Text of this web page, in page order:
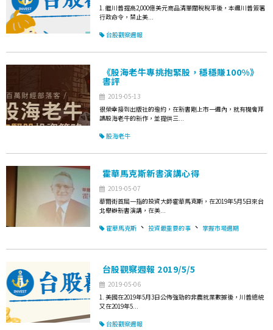
1. 繼川普提高2,000億美元商品清單關稅稅率後，本週川普簽署
行政命令，禁止美...
台股觀察週報
《股海老牛專挑抱緊股，穩穩賺100%》
書評
2019-05-13
很榮幸接到出版社的邀約，在新書剛上市一週內，就有機會拜
讀股海老牛的新作，並提供三...
股海老牛
霍華馬克斯新書演講心得
2019-05-07
華爾街首屈一指的投資大師霍華馬克斯，在2019年5月5日來台
北舉辦新書演講，在美...
霍華馬克斯 、 投資最重要的事 、 掌握市場週期
台股觀察週報 2019/5/5
2019-05-06
1. 美國在2019年5月3日公佈強勁的非農就業數據後，川普總統
又在2019年5...
台股觀察週報